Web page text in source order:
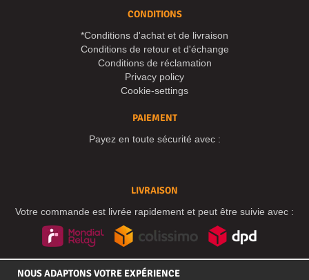
CONDITIONS
*Conditions d'achat et de livraison
Conditions de retour et d'échange
Conditions de réclamation
Privacy policy
Cookie-settings
PAIEMENT
Payez en toute sécurité avec :
LIVRAISON
Votre commande est livrée rapidement et peut être suivie avec :
RÉSEAUX SOCIAUX
NOUS ADAPTONS VOTRE EXPÉRIENCE